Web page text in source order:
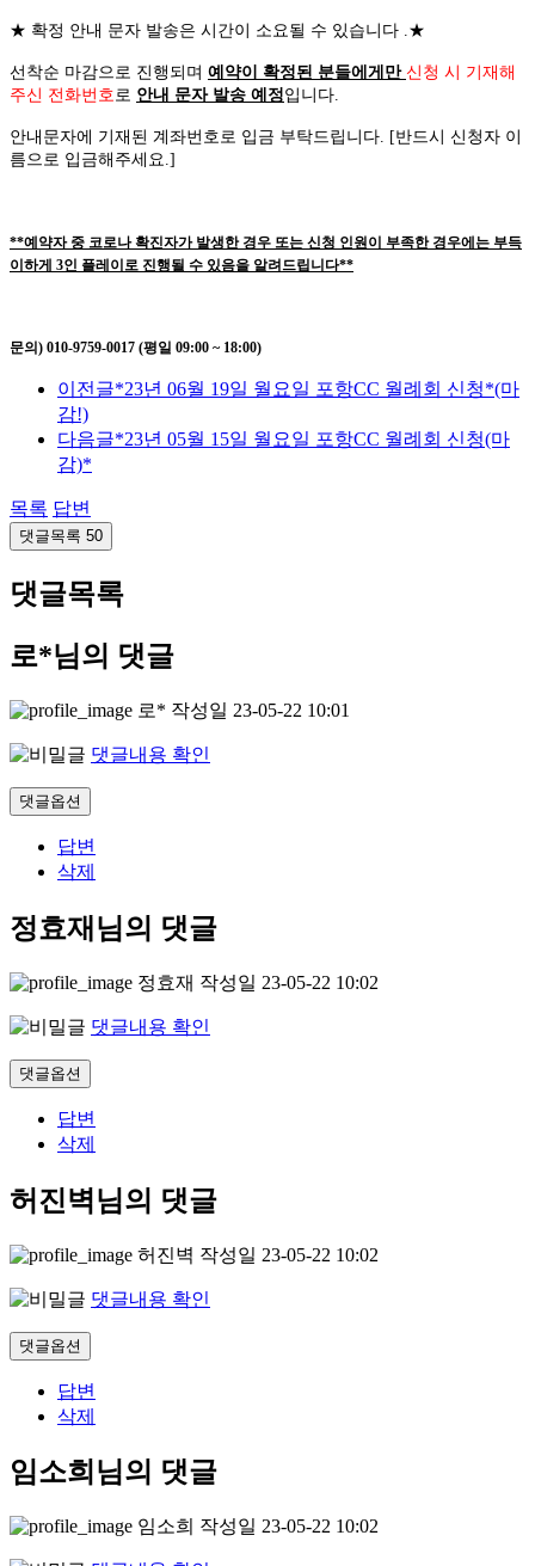
★ 확정 안내 문자 발송은 시간이 소요될 수 있습니다 .★
선착순 마감으로 진행되며 예약이 확정된 분들에게만 신청 시 기재해
주신 전화번호로 안내 문자 발송 예정입니다.
안내문자에 기재된 계좌번호로 입금 부탁드립니다. [반드시 신청자 이
름으로 입금해주세요.]
**예약자 중 코로나 확진자가 발생한 경우 또는 신청 인원이 부족한 경우에는 부득
이하게 3인 플레이로 진행될 수 있음을 알려드립니다**
문의) 010-9759-0017 (평일 09:00 ~ 18:00)
이전글*23년 06월 19일 월요일 포항CC 월례회 신청*(마
감!)
다음글*23년 05월 15일 월요일 포항CC 월례회 신청(마
감)*
목록 답변
댓글목록 50
댓글목록
로*님의 댓글
로* 작성일 23-05-22 10:01
댓글내용 확인
댓글옵션
답변
삭제
정효재님의 댓글
정효재 작성일 23-05-22 10:02
댓글내용 확인
댓글옵션
답변
삭제
허진벽님의 댓글
허진벽 작성일 23-05-22 10:02
댓글내용 확인
댓글옵션
답변
삭제
임소희님의 댓글
임소희 작성일 23-05-22 10:02